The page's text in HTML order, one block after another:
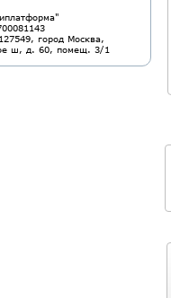
город Москва,
ш, д. 60, помещ. 3/1